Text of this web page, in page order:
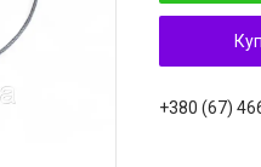
+380 (67)